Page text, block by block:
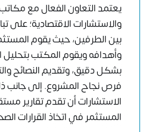
يعتمد التعاون الفعال مع
والاستشارات الاقتصادية؛ على
بين الطرفين، حيث يقوم
وأهدافه ويقوم المكتب بتحليل
بشكل دقيق، وتقديم النصائح
فرص نجاح المشروع. إلى جانب
الاستشارات أن تقدم تقارير
المستثمر في اتخاذ القرارات